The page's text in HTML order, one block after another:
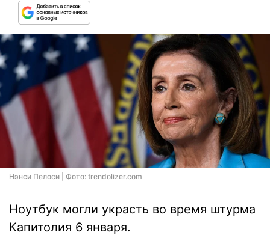
Нэнси Пелоси | Фото: trendolizer.com
Ноутбук могли украсть во время штурма
Капитолия 6 января.